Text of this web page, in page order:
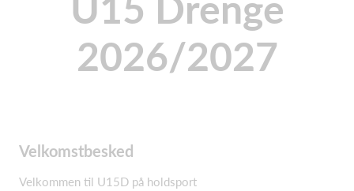
2026/2027
Velkomstbesked
Velkommen til U15D på holdsport